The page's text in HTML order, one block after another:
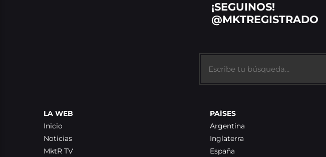
¡SEGUINOS!
@MKTREGISTRADO
LA WEB
Inicio
Noticias
MktR TV
PAÍSES
Argentina
Inglaterra
España